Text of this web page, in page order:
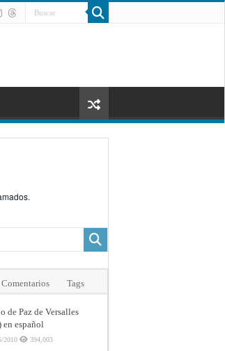
Comentarios Tags
de Paz de Versalles
en español
2010 394,003